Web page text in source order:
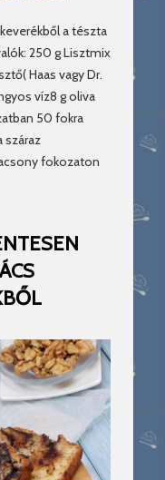
a tészta
250 g Lisztmix
Haas vagy Dr.
víz8 g oliva
50 fokra
száraz
fokozaton